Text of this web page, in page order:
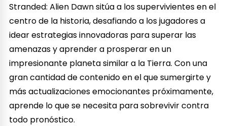
Stranded: Alien Dawn sitúa a los supervivientes en el
centro de la historia, desafiando a los jugadores a
idear estrategias innovadoras para superar las
amenazas y aprender a prosperar en un
impresionante planeta similar a la Tierra. Con una
gran cantidad de contenido en el que sumergirte y
más actualizaciones emocionantes próximamente,
aprende lo que se necesita para sobrevivir contra
todo pronóstico.